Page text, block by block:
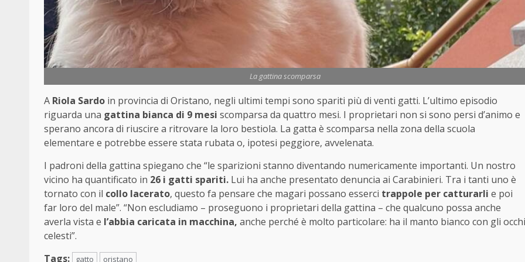
La gattina scomparsa
A Riola Sardo in provincia di Oristano, negli ultimi tempi sono spariti più di venti gatti. L’ultimo episodio
riguarda una gattina bianca di 9 mesi scomparsa da quattro mesi. I proprietari non si sono persi d’animo e
sperano ancora di riuscire a ritrovare la loro bestiola. La gatta è scomparsa nella zona della scuola
elementare e potrebbe essere stata rubata o, ipotesi peggiore, avvelenata.
I padroni della gattina spiegano che “le sparizioni stanno diventando numericamente importanti. Un nostro
vicino ha quantificato in 26 i gatti spariti. Lui ha anche presentato denuncia ai Carabinieri. Tra i tanti uno è
tornato con il collo lacerato, questo fa pensare che magari possano esserci trappole per catturarli e poi
far loro del male”. “Non escludiamo – proseguono i proprietari della gattina – che qualcuno possa anche
averla vista e l’abbia caricata in macchina, anche perché è molto particolare: ha il manto bianco con gli occhi
celesti”.
Tags:
gatto oristano